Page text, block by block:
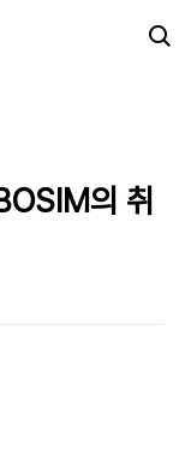
의 취